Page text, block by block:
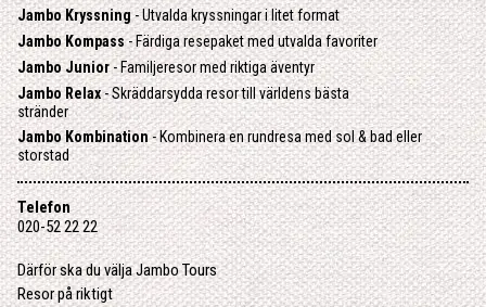
Jambo Kryssning- Utvalda kryssningar i litet format
Jambo Kompass- Färdiga resepaket med utvalda favoriter
Jambo Junior- Familjeresor med riktiga äventyr
Jambo Relax- Skräddarsydda resor till världens bästa
stränder
Jambo Kombination- Kombinera en rundresa med sol & bad eller
storstad
Telefon
020-52 22 22
Därför ska du välja Jambo Tours
Resor på riktigt